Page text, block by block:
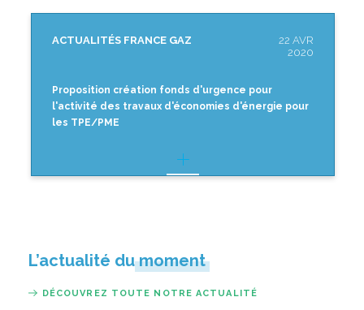
ACTUALITÉS FRANCE GAZ
22 AVR
2020
Proposition création fonds d'urgence pour
l'activité des travaux d'économies d'énergie pour
les TPE/PME
L’actualité du moment
DÉCOUVREZ TOUTE NOTRE ACTUALITÉ